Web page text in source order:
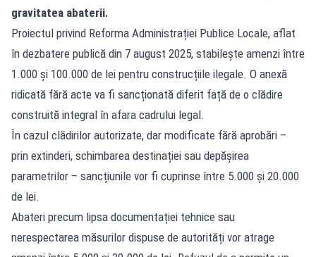
gravitatea abaterii.
Proiectul privind Reforma Administrației Publice Locale, aflat
în dezbatere publică din 7 august 2025, stabilește amenzi între
1.000 și 100.000 de lei pentru construcțiile ilegale. O anexă
ridicată fără acte va fi sancționată diferit față de o clădire
construită integral în afara cadrului legal.
În cazul clădirilor autorizate, dar modificate fără aprobări –
prin extinderi, schimbarea destinației sau depășirea
parametrilor – sancțiunile vor fi cuprinse între 5.000 și 20.000
de lei.
Abateri precum lipsa documentației tehnice sau
nerespectarea măsurilor dispuse de autorități vor atrage